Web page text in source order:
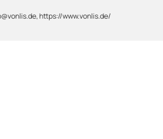
https://www.vonlis.de/